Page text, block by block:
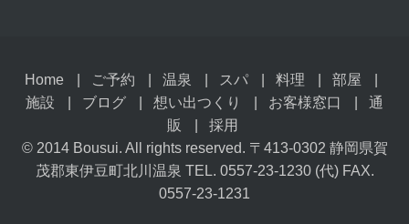
Home ご予約 温泉 スパ 料理
部屋
施設
ブログ 想い出つくり お客様窓口
通
販
採用
© 2014 Bousui. All rights reserved. 〒413-0302 静岡県賀
茂郡東伊豆町北川温泉 TEL. 0557-23-1230 (代) FAX.
0557-23-1231